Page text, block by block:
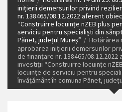
inițierii demersurilor privind
nr. 138465/08.12.2022 aferent
“Construirre locuințe nZEB plus
serviciu pentru specialiști din
Pănet, județul Mureș”
Hotărârea
aprobarea inițierii demersurilor
de finanțare nr. 138465/
investiții “Construirre locuințe
locuințe de serviciu pentru
învățământ în comuna Pănet,